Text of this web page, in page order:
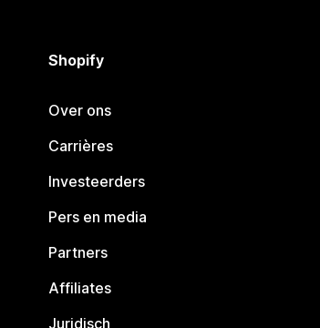
Shopify
Over ons
Carrières
Investeerders
Pers en media
Partners
Affiliates
Juridisch